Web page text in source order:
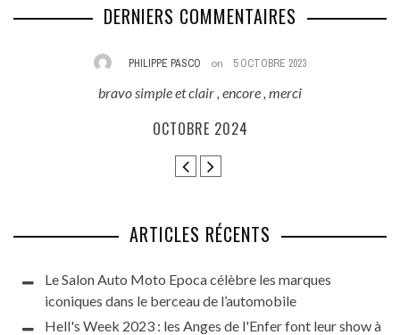
DERNIERS COMMENTAIRES
PHILIPPE PASCO on 5 OCTOBRE 2023
bravo simple et clair , encore , merci
OCTOBRE 2024
ARTICLES RÉCENTS
Le Salon Auto Moto Epoca célèbre les marques
iconiques dans le berceau de l’automobile
Hell's Week 2023 : les Anges de l'Enfer font leur show à